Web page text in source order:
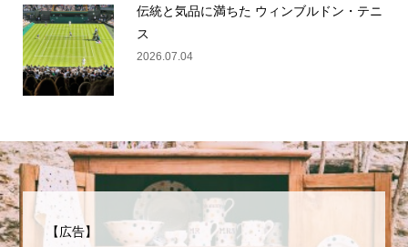
伝統と気品に満ちた ウィンブルドン・テニ
ス
2026.07.04
【広告】